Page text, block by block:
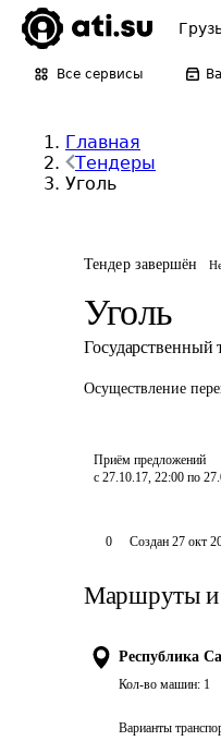
Все сервисы
Главная
Тендеры
Уголь
Тендер завершён
Уголь
Государственный
Осуществление
Приём предложений
с 27.10.17, 22:00 по
0 Создан 27 окт
Маршруты и
Республика
Кол-во машин: 1
Варианты